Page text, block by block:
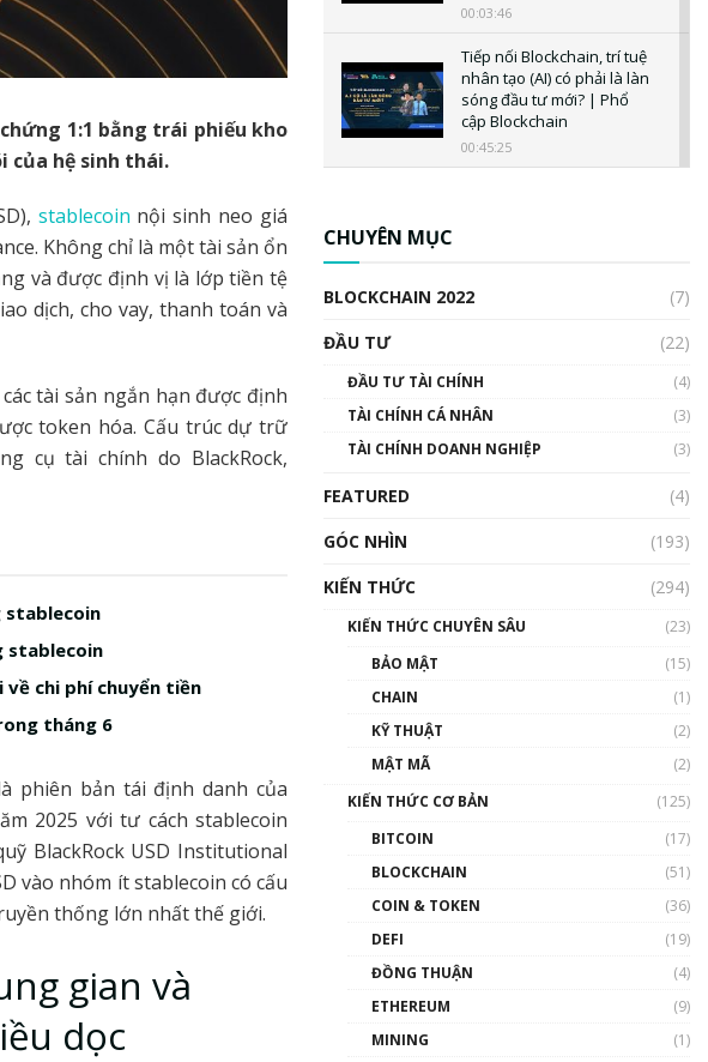
1:1 bằng trái phiếu kho
của hệ sinh thái.
stablecoin nội sinh neo giá
Không chỉ là một tài sản ổn
và được định vị là lớp tiền tệ
dịch, cho vay, thanh toán và
tài sản ngắn hạn được định
token hóa. Cấu trúc dự trữ
cụ tài chính do BlackRock,
stablecoin
stablecoin
chi phí chuyển tiền
tháng 6
phiên bản tái định danh của
2025 với tư cách stablecoin
BlackRock USD Institutional
vào nhóm ít stablecoin có cấu
thống lớn nhất thế giới.
gian và
dọc
00:03:46
Tiếp nối Blockchain, trí tuệ
nhân tạo (AI) có phải là làn
sóng đầu tư mới? | Phổ
cập Blockchain
00:45:25
uptrend trong năm 2023? |
Phổ cập Blockchain
00:02:14
Nhìn lại năm 2022: Những
nhân vật ảnh hưởng nhất
hệ sinh thái tiền mã hoá |
Blockchain
Nhân sự tương lại ngành
Blockchain Việt Nam | Phổ
cập Blockchain
Blockchain đang được ứng
CHUYÊN MỤC
BLOCKCHAIN 2022
(7)
ĐẦU TƯ
(22)
ĐẦU TƯ TÀI CHÍNH
(4)
TÀI CHÍNH CÁ NHÂN
(3)
TÀI CHÍNH DOANH NGHIỆP
(3)
FEATURED
(4)
GÓC NHÌN
(193)
KIẾN THỨC
(294)
KIẾN THỨC CHUYÊN SÂU
(23)
BẢO MẬT
(15)
CHAIN
(1)
KỸ THUẬT
(2)
MẬT MÃ
(2)
KIẾN THỨC CƠ BẢN
(125)
BITCOIN
(17)
BLOCKCHAIN
(51)
COIN & TOKEN
(36)
DEFI
(19)
ĐỒNG THUẬN
(4)
ETHEREUM
(9)
MINING
(1)